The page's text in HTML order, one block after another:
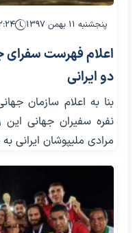
پنجشنبه ۱۱ بهمن ۱۳۹۷
اعلام فهرست سفرای
دو ایرانی
نفره سفیران جهانی
مرادی ملی‎پوشان ایرانی به چشم می‏‎خورد. به گزارش بازتاب...